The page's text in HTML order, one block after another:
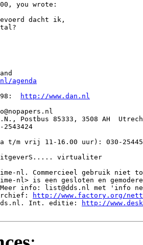
you wrote:
dacht ik,
agenda
http://www.dan.nl
Postbus 85333, 3508 AH
2543424
t/m vrij 11-16.00 uur): 030-
virtualiter
nl. Commercieel gebruik niet
nl> is een gesloten en
info: list@dds.nl met 'info
http://www.factory.org/
Int. editie:
http://